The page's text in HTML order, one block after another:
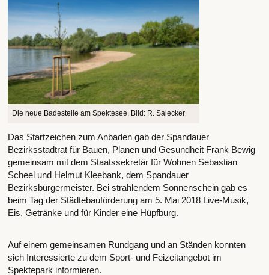
Die neue Badestelle am Spektesee. Bild: R. Salecker
Das Startzeichen zum Anbaden gab der Spandauer
Bezirksstadtrat für Bauen, Planen und Gesundheit Frank Bewig
gemeinsam mit dem Staatssekretär für Wohnen Sebastian
Scheel und Helmut Kleebank, dem Spandauer
Bezirksbürgermeister. Bei strahlendem Sonnenschein gab es
beim Tag der Städtebauförderung am 5. Mai 2018 Live-Musik,
Eis, Getränke und für Kinder eine Hüpfburg.
Auf einem gemeinsamen Rundgang und an Ständen konnten
sich Interessierte zu dem Sport- und Feizeitangebot im
Spektepark informieren.